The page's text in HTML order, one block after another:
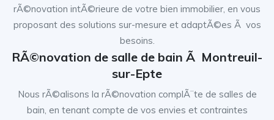
rÃ©novation intÃ©rieure de votre bien immobilier, en vous
proposant des solutions sur-mesure et adaptÃ©es Ã vos
besoins.
RÃ©novation de salle de bain Ã Montreuil-
sur-Epte
Nous rÃ©alisons la rÃ©novation complÃ¨te de salles de
bain, en tenant compte de vos envies et contraintes